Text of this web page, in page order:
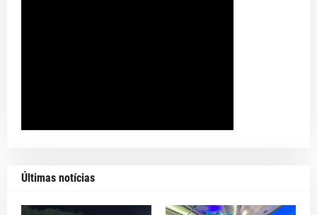
Últimas notícias